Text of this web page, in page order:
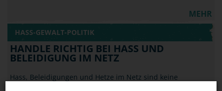
MEHR
HASS-GEWALT-POLITIK
HANDLE RICHTIG BEI HASS UND
BELEIDIGUNG IM NETZ
Hass, Beleidigungen und Hetze im Netz sind keine